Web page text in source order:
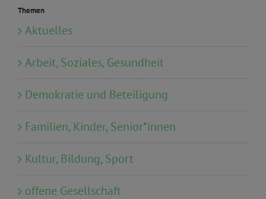
Themen
Aktuelles
Arbeit, Soziales, Gesundheit
Demokratie und Beteiligung
Familien, Kinder, Senior*innen
Kultur, Bildung, Sport
offene Gesellschaft